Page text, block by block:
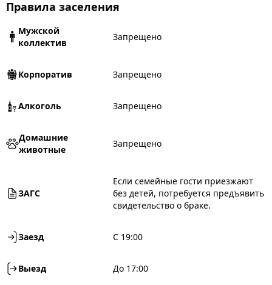
Правила заселения
Мужской
коллектив
Запрещено
Корпоратив Запрещено
Алкоголь Запрещено
Домашние
животные
Запрещено
ЗАГС
Если семейные гости приезжают
без детей, потребуется предъявить
свидетельство о браке.
Заезд С 19:00
Выезд До 17:00